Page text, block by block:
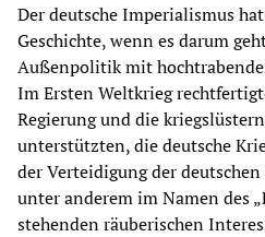
Der deutsche Imperialismus
Geschichte, wenn es darum
Außenpolitik mit
Im Ersten Weltkrieg
Regierung und die
unterstützten, die deutsche
der Verteidigung der
unter anderem im Namen des
stehenden räuberischen